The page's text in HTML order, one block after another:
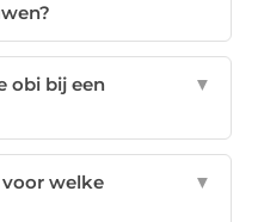
obi bij een
▼
welke
▼